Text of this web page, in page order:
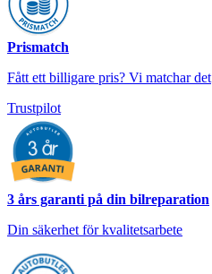
Prismatch
Fått ett billigare pris? Vi matchar det
Trustpilot
3 års garanti på din bilreparation
Din säkerhet för kvalitetsarbete